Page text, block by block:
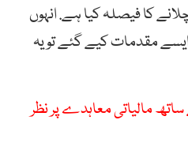
کا فیصلہ کیا ہے. انہوں
مقدمات کیے گئے تو یہ
ساتھ مالیاتی معاہدے پر نظر